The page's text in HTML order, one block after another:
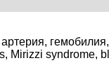
Mirizzi syndrome,